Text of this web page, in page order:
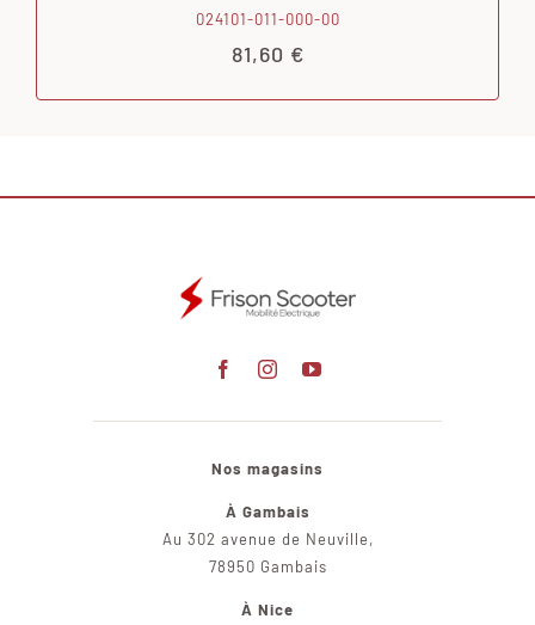
024101-011-000-00
81,60 €
Nos magasins
À Gambais
Au 302 avenue de Neuville,
78950 Gambais
À Nice